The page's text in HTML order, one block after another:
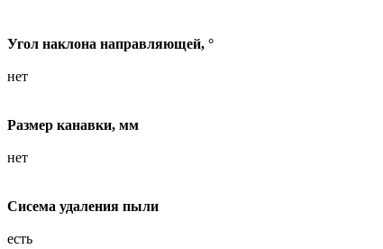
Угол наклона направляющей, °
нет
Размер канавки, мм
нет
Сисема удаления пыли
есть